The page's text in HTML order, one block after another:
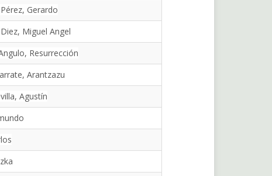
Gerardo
Miguel Angel
Resurrección
Arantzazu
Agustín